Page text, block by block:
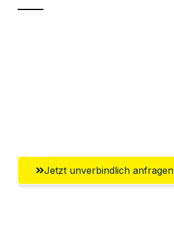
Jetzt unverbindlich anfragen